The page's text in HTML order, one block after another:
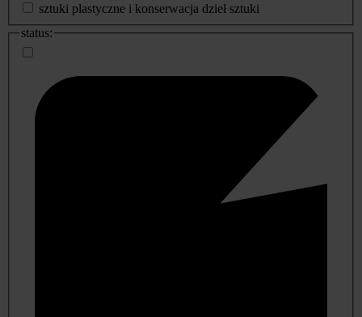
sztuki plastyczne i konserwacja dzieł sztuki
status: